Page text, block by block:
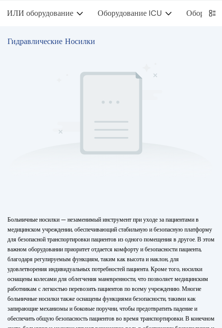
ИЛИ оборудование Оборудование ICU
Гидравлические Носилки
Больничные носилки — незаменимый инструмент при уходе за пациентами в
медицинском учреждении, обеспечивающий стабильную и безопасную платформу
для безопасной транспортировки пациентов из одного помещения в другое. В этом
важном оборудовании приоритет отдается комфорту и безопасности пациента,
благодаря регулируемым функциям, таким как высота и наклон, для
удовлетворения индивидуальных потребностей пациента. Кроме того, носилки
оснащены колесами для облегчения маневренности, что позволяет медицинским
работникам с легкостью перевозить пациентов по всему учреждению. Многие
больничные носилки также оснащены функциями безопасности, такими как
запирающие механизмы и боковые поручни, чтобы предотвратить падение и
обеспечить общую безопасность пациентов во время транспортировки. В конечном